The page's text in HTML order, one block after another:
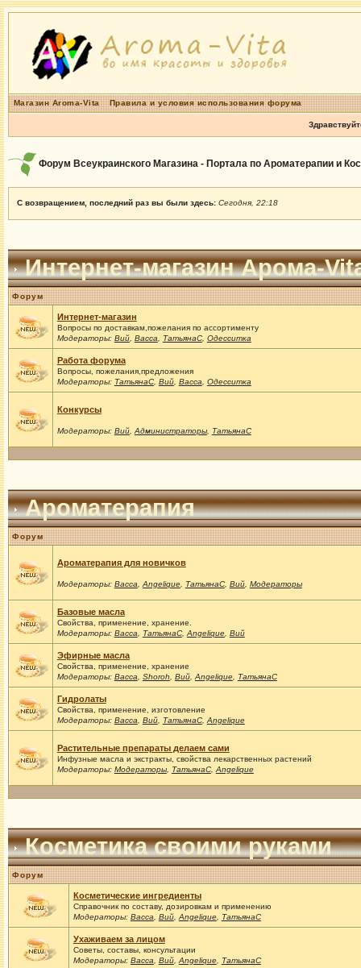
Магазин Aroma-Vita Правила и условия использования форума
Форум Всеукраинского Магазина - Портала по Ароматерапии и
С возвращением, последний раз вы были здесь: Сегодня, 22:18
Интернет-магазин Арома-
Форум
Интернет-магазин
Вопросы по доставкам,пожелания по ассортименту
Модераторы: Вий, Васса ТатьянаС, Одесситка
Работа форума
Вопросы, пожелания,предложения
Модераторы: ТатьянаС, Вий, Васса Одесситка
Конкурсы
Модераторы: Вий, Администраторы, ТатьянаС
Ароматерапия
Форум
Ароматерапия для новичков
Модераторы: Васса Angelique, ТатьянаС, Вий, Модераторы
Базовые масла
Свойства, применение, хранение.
Модераторы: Васса ТатьянаС, Angelique, Вий
Эфирные масла
Свойства, применение, хранение
Модераторы: Васса Shoroh Вий, Angelique, ТатьянаС
Гидролаты
Свойства, применение, изготовление
Модераторы: Васса Вий, ТатьянаС, Angelique
Растительные препараты делаем сами
Инфузные масла и экстракты, свойства лекарственных растений
Модераторы: Модераторы, ТатьянаС, Angelique
Косметика своими руками
Форум
Косметические ингредиенты
Справочник по составу, дозировкам и применению
Модераторы: Васса Вий, Angelique, ТатьянаС
Ухаживаем за лицом
Советы, составы, консультации
Модераторы: Васса Вий, Angelique, ТатьянаС